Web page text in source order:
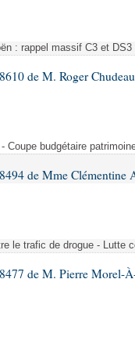
: rappel massif C3 et
de M. Roger Chudeau
Coupe budgétaire
de Mme Clémentine
le trafic de drogue - Lutte
de M. Pierre Morel-